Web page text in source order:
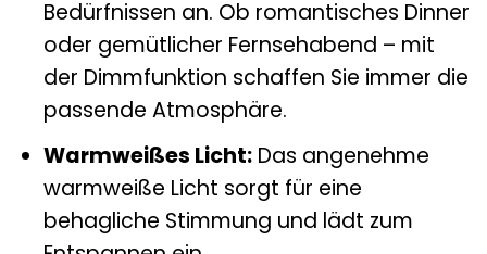
Bedürfnissen an. Ob romantisches Dinner
oder gemütlicher Fernsehabend – mit
der Dimmfunktion schaffen Sie immer die
passende Atmosphäre.
Warmweißes Licht:Das angenehme
warmweiße Licht sorgt für eine
behagliche Stimmung und lädt zum